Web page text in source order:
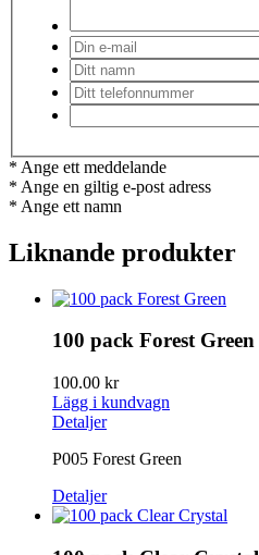
* Ange ett meddelande
* Ange en giltig e-post adress
* Ange ett namn
Liknande produkter
100 pack Forest Green
100.00 kr
Lägg i kundvagn
Detaljer
P005 Forest Green
Detaljer